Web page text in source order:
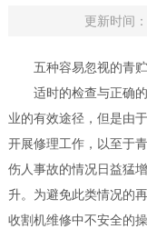
更新时间
五种容易忽视的青贮
适时的检查与正确的
业的有效途径，但是由
开展修理工作，以至于
伤人事故的情况日益猛
升。为避免此类情况的
收割机维修中不安全的